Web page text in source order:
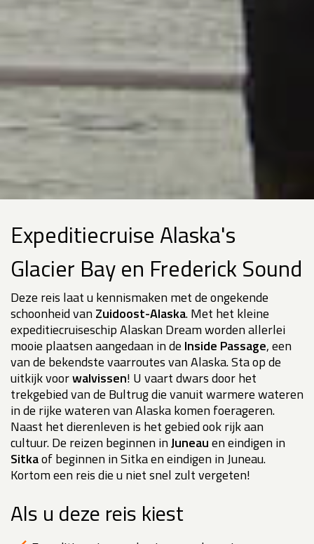
Expeditiecruise Alaska's
Glacier Bay en Frederick Sound
Deze reis laat u kennismaken met de ongekende
schoonheid van Zuidoost-Alaska. Met het kleine
expeditiecruiseschip Alaskan Dream worden allerlei
mooie plaatsen aangedaan in de Inside Passage, een
van de bekendste vaarroutes van Alaska. Sta op de
uitkijk voorwalvissen! U vaart dwars door het
trekgebied van de Bultrug die vanuit warmere wateren
in de rijke wateren van Alaska komen foerageren.
Naast het dierenleven is het gebied ook rijk aan
cultuur. De reizen beginnen inJuneauen eindigen in
Sitkaof beginnen in Sitka en eindigen in Juneau.
Kortom een reis die u niet snel zult vergeten!
Als u deze reis kiest